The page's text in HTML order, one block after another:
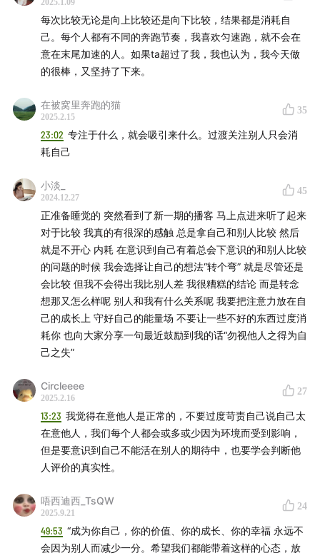
2025.1.09
每次比较无论是向上比较还是向下比较，结果都是消耗自
己。每个人都有不同的奔跑节奏，我喜欢匀速跑，就不会在
意在末尾加速的人。如果ta超过了我，我也认为，我今天做
的很棒，又坚持了下来。
在被窝里奔跑的猫
2025.2.15
35
23:02 专注于什么，就会吸引来什么。过渡关注别人只会消
耗自己
小淡_
2024.12.27
45
正准备睡觉的 突然看到了新一期的播客 马上点进来听了起来
对于比较 我真的有很深的感触 总是拿自己和别人比较 然后
就是不开心 内耗 在意识到自己有着总会下意识的和别人比较
的问题的时候 我会选择让自己的想法“转个弯” 就是尽管还是
会比较 但我不会得出我比别人差 我很糟糕的结论 而是转念
想那又怎么样呢 别人和我有什么关系呢 我要把注意力放在自
己的成长上 守好自己的能量场 不要让一些不好的东西过度消
耗你 也向大家分享一句最近鼓励到我的话“勿视他人之得为自
己之失”
Circleeee
2025.2.16
27
13:23 我觉得在意他人是正常的，不要过度苛责自己说自己太
在意他人，我们每个人都会或多或少因为环境而受到影响，
但是要意识到自己不能活在别人的期待中，也要学会判断他
人评价的真实性。
唔西迪西_TsQW
2025.9.21
24
49:53 “成为你自己，你的价值、你的成长、你的幸福 永远不
会因为别人而减少一分。希望我们都能带着这样的心态，放